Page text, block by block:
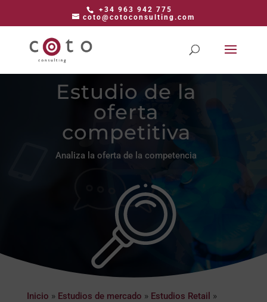
+34 963 942 775
coto@cotoconsulting.com
Estudio de la
oferta
competitiva
Analiza la oferta de la competencia
Inicio » Estudios de mercado » Estudios Retail »